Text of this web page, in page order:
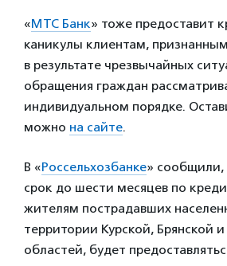
«МТС Банк» тоже предоставит
каникулы клиентам,
в результате чрезвычайных
обращения граждан
индивидуальном порядке.
можно на сайте.
В «Россельхозбанке» сообщили,
срок до шести месяцев по
жителям пострадавших
территории Курской, Брянской
областей, будет